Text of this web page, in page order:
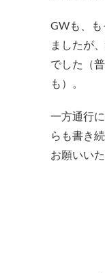
GWも、
ましたが
でした（
も）。
一方通行
らも書き
お願いいた